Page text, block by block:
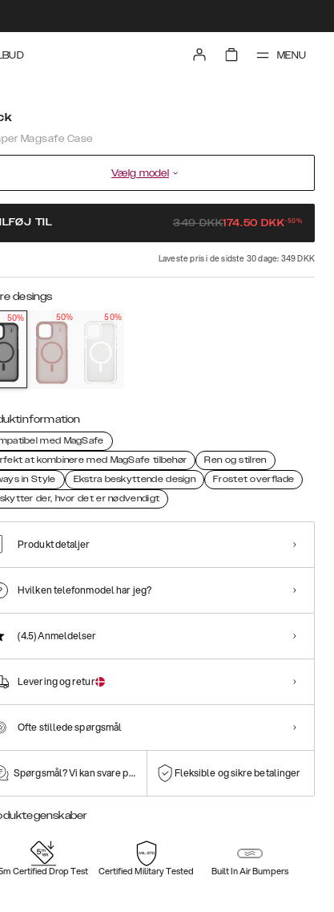
MENU
Magsafe Case
Vælg model
TIL 349DKK174.50 DKK-50%
Laveste pris i de sidste 30 dage: 349 DKK
desings
50% 50% 50%
med MagSafe
at kombinere med MagSafe tilbehør
Ren og stilren
in Style
Ekstra beskyttende design
Frostet overflade
der, hvor det er nødvendigt
Produkt detaljer
Hvilken telefonmodel har jeg?
(4.5)Anmeldelser
Levering og retur
Ofte stillede spørgsmål
Spørgsmål? Vi kan svare på dem! Fleksible og sikre betalinger
Certified Drop Test Certified Military Tested Built In Air Bumpers